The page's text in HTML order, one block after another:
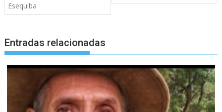
Esequiba
Entradas relacionadas